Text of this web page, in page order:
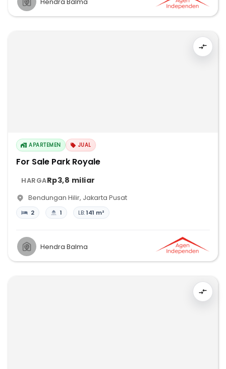
APARTEMEN JUAL
For Sale Park Royale
HARGARp3,8 miliar
Bendungan Hilir, Jakarta Pusat
2 1 LB:141 m²
Hendra Balma